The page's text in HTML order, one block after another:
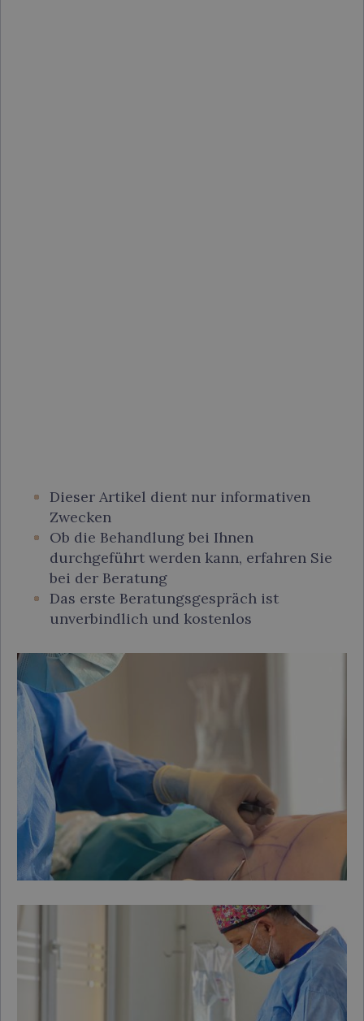
Dieser Artikel dient nur informativen
Zwecken
Ob die Behandlung bei Ihnen
durchgeführt werden kann, erfahren Sie
bei der Beratung
Das erste Beratungsgespräch ist
unverbindlich und kostenlos